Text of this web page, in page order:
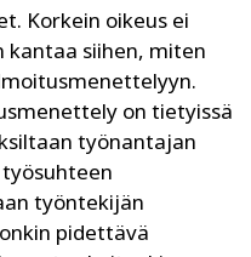
Korkein oikeus ei
kantaa siihen, miten
on tietyissä
työnantajan
työntekijän
pidettävä